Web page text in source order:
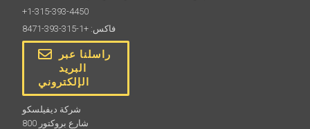
+1-315-393-4450
فاكس: +1-315-393-8471
راسلنا عبر
البريد
الإلكتروني
شركة ديفيلسكو
800 شارع بروكتور